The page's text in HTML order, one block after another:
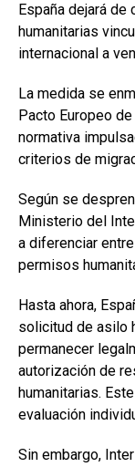
España dejará
humanitarias
internacional a
La medida se
Pacto Europeo
normativa
criterios de
Según se
Ministerio del
a diferenciar
permisos
Hasta ahora,
solicitud de asilo
permanecer
autorización de
humanitarias.
evaluación
Sin embargo,